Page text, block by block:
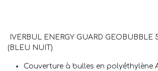
IVERBUL ENERGY GUARD GEOBUBBLE
(BLEU NUIT)
Couverture à bulles en polyéthylène